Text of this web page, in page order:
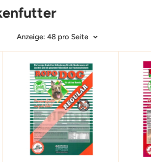
Anzeige: 48 pro Seite